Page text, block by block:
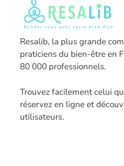
Resalib, la plus grande
praticiens du bien-être en
80 000 professionnels.
Trouvez facilement celui
réservez en ligne et
utilisateurs.